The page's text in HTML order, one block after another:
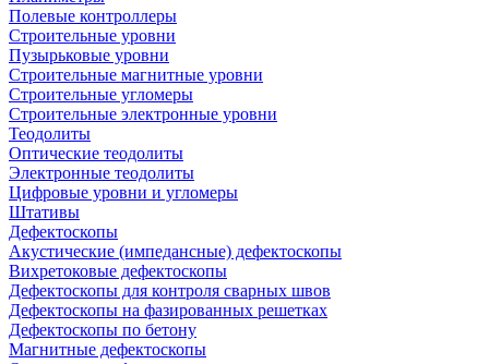
Полевые контроллеры
Строительные уровни
Пузырьковые уровни
Строительные магнитные уровни
Строительные угломеры
Строительные электронные уровни
Теодолиты
Оптические теодолиты
Электронные теодолиты
Цифровые уровни и угломеры
Штативы
Дефектоскопы
Акустические (импедансные) дефектоскопы
Вихретоковые дефектоскопы
Дефектоскопы для контроля сварных швов
Дефектоскопы на фазированных решетках
Дефектоскопы по бетону
Магнитные дефектоскопы